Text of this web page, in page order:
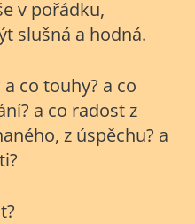
v pořádku,
slušná a hodná.
co touhy? a co
a co radost z
z úspěchu? a